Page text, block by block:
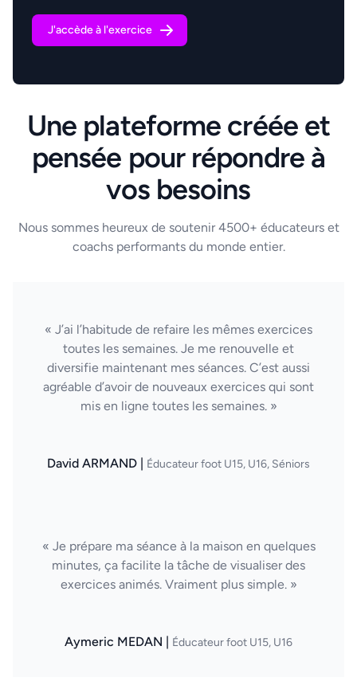
J'accède à l'exercice
Une plateforme créée et
pensée pour répondre à
vos besoins
Nous sommes heureux de soutenir 4500+ éducateurs et
coachs performants du monde entier.
« J’ai l’habitude de refaire les mêmes exercices
toutes les semaines. Je me renouvelle et
diversifie maintenant mes séances. C’est aussi
agréable d’avoir de nouveaux exercices qui sont
mis en ligne toutes les semaines. »
David ARMAND | Éducateur foot U15, U16, Séniors
« Je prépare ma séance à la maison en quelques
minutes, ça facilite la tâche de visualiser des
exercices animés. Vraiment plus simple. »
Aymeric MEDAN | Éducateur foot U15, U16